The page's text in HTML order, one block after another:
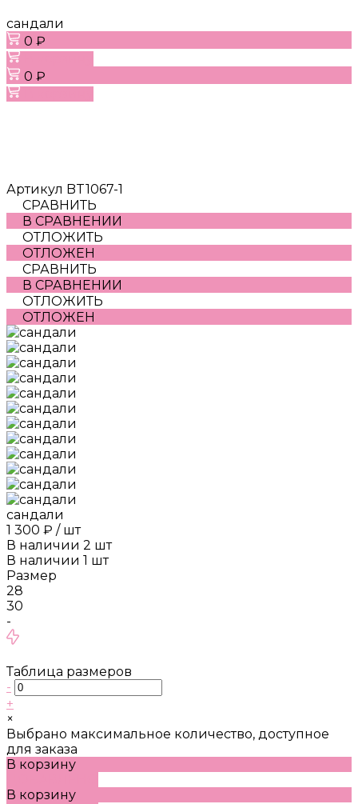
сандали
0 ₽
0 ₽
Артикул BT1067-1
СРАВНИТЬ
В СРАВНЕНИИ
ОТЛОЖИТЬ
ОТЛОЖЕН
СРАВНИТЬ
В СРАВНЕНИИ
ОТЛОЖИТЬ
ОТЛОЖЕН
сандали
1 300 ₽ / шт
В наличии 2 шт
В наличии 1 шт
Размер
28
30
-
Таблица размеров
-
+
×
Выбрано максимальное количество, доступное
для заказа
В корзину
В корзину